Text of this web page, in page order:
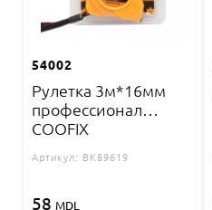
54002
Рулетка 3м*16мм
профессионал
COOFIX
Артикул: BK89619
58 MDL